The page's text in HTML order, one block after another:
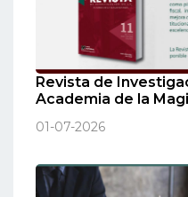
Revista de
Academia de la
01-07-2026